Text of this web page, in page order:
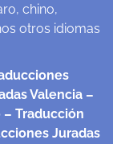
chino,
otros idiomas
Valencia –
– Traducción
Juradas